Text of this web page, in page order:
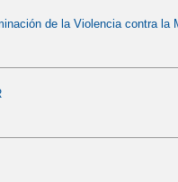
de la Violencia contra la